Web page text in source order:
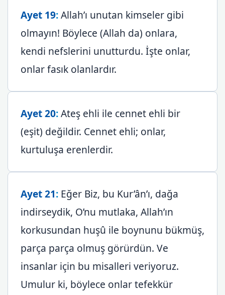
Ayet 19:Allah’ı unutan kimseler gibi
olmayın! Böylece (Allah da) onlara,
kendi nefslerini unutturdu. İşte onlar,
onlar fasık olanlardır.
Ayet 20:Ateş ehli ile cennet ehli bir
(eşit) değildir. Cennet ehli; onlar,
kurtuluşa erenlerdir.
Ayet 21: Eğer Biz, bu Kur’ân’ı, dağa
indirseydik, O’nu mutlaka, Allah’ın
korkusundan huşû ile boynunu bükmüş,
parça parça olmuş görürdün. Ve
insanlar için bu misalleri veriyoruz.
Umulur ki, böylece onlar tefekkür